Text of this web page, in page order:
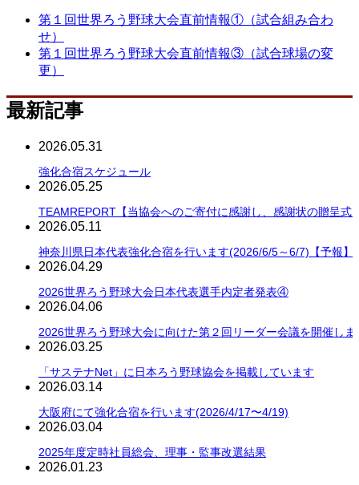
第１回世界ろう野球大会直前情報①（試合組み合わ
せ）
第１回世界ろう野球大会直前情報③（試合球場の変
更）
最新記事
2026.05.31
強化合宿スケジュール
2026.05.25
TEAMREPORT【当協会へのご寄付に感謝し、感謝状の贈呈式
2026.05.11
神奈川県日本代表強化合宿を行います(2026/6/5～6/7)【予報】
2026.04.29
2026世界ろう野球大会日本代表選手内定者発表④
2026.04.06
2026世界ろう野球大会に向けた第２回リーダー会議を開催しま
2026.03.25
「サステナNet」に日本ろう野球協会を掲載しています
2026.03.14
大阪府にて強化合宿を行います(2026/4/17〜4/19)
2026.03.04
2025年度定時社員総会、理事・監事改選結果
2026.01.23